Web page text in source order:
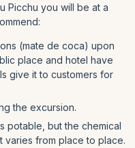
Picchu you will be at a
(mate de coca) upon
place and hotel have
give it to customers for
the excursion.
potable, but the chemical
from place to place.